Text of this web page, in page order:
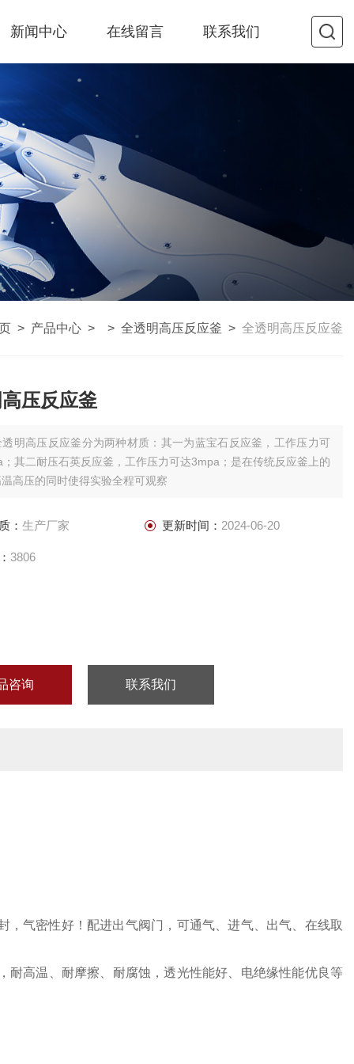
新闻中心 在线留言 联系我们
> 产品中心 > > 全透明高压反应釜 > 全透明高压反应釜
压反应釜
透明高压反应釜分为两种材质：其一为蓝宝石反应釜，工作压力可
其二耐压石英反应釜，工作压力可达3mpa；是在传统反应釜上的
高压的同时使得实验全程可观察
：生产厂家 更新时间： 2024-06-20
3806
咨询 联系我们
气密性好！配进出气阀门，可通气、进气、出气、在线取
高温、耐摩擦、耐腐蚀，透光性能好、电绝缘性能优良等